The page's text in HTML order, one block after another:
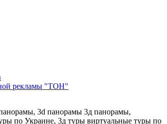
рекламы "ТОН"
3d панорамы 3д панорамы,
по Украине, 3д туры виртуальные туры по